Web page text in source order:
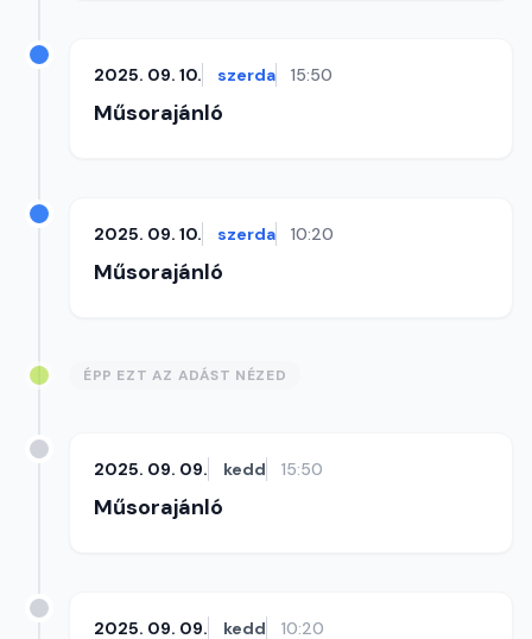
2025. 09. 10. szerda 15:50
Műsorajánló
2025. 09. 10. szerda 10:20
Műsorajánló
ÉPP EZT AZ ADÁST NÉZED
2025. 09. 09. kedd 15:50
Műsorajánló
2025. 09. 09. kedd 10:20